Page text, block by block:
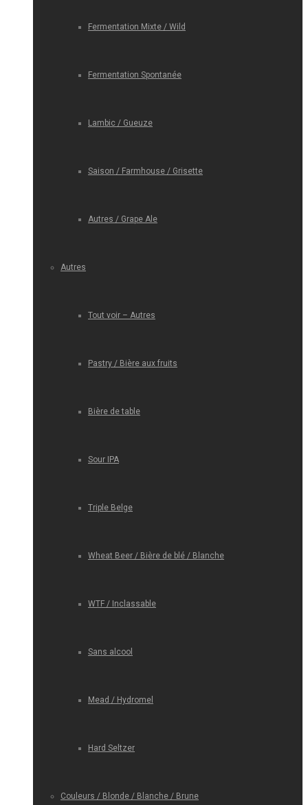
Fermentation Mixte / Wild
Fermentation Spontanée
Lambic / Gueuze
Saison / Farmhouse / Grisette
Autres / Grape Ale
Autres
Tout voir – Autres
Pastry / Bière aux fruits
Bière de table
Sour IPA
Triple Belge
Wheat Beer / Bière de blé / Blanche
WTF / Inclassable
Sans alcool
Mead / Hydromel
Hard Seltzer
Couleurs / Blonde / Blanche / Brune